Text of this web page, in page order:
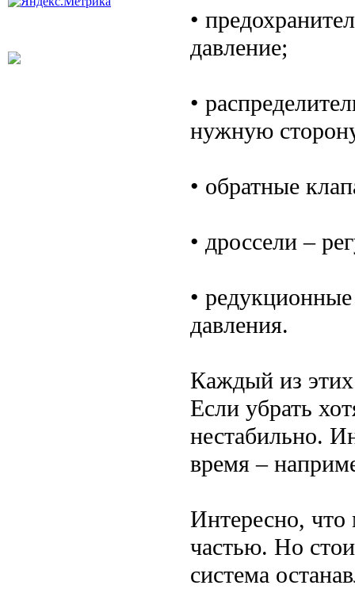
•
давление;
•
нужную
• обратные
• дроссели –
•
давления.
Каждый из этих
Если убрать
нестабильно.
время –
Интересно, что
частью. Но
система